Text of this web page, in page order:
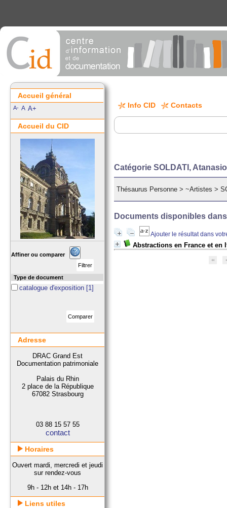
Info CID Contacts
Catégorie SOLDATI, Atanasio
Thésaurus Personne >~Artistes >
Documents disponibles
Ajouter le résultat dans
Abstractions en France et en
Accueil général
A- A A+
Accueil du CID
Affiner ou comparer
Type de document
catalogue d'exposition [1]
Adresse
DRAC Grand Est
Documentation patrimoniale
Palais du Rhin
2 place de la République
67082 Strasbourg
03 88 15 57 55
contact
Horaires
Ouvert mardi, mercredi et jeudi
sur rendez-vous
9h - 12h et 14h - 17h
Liens utiles